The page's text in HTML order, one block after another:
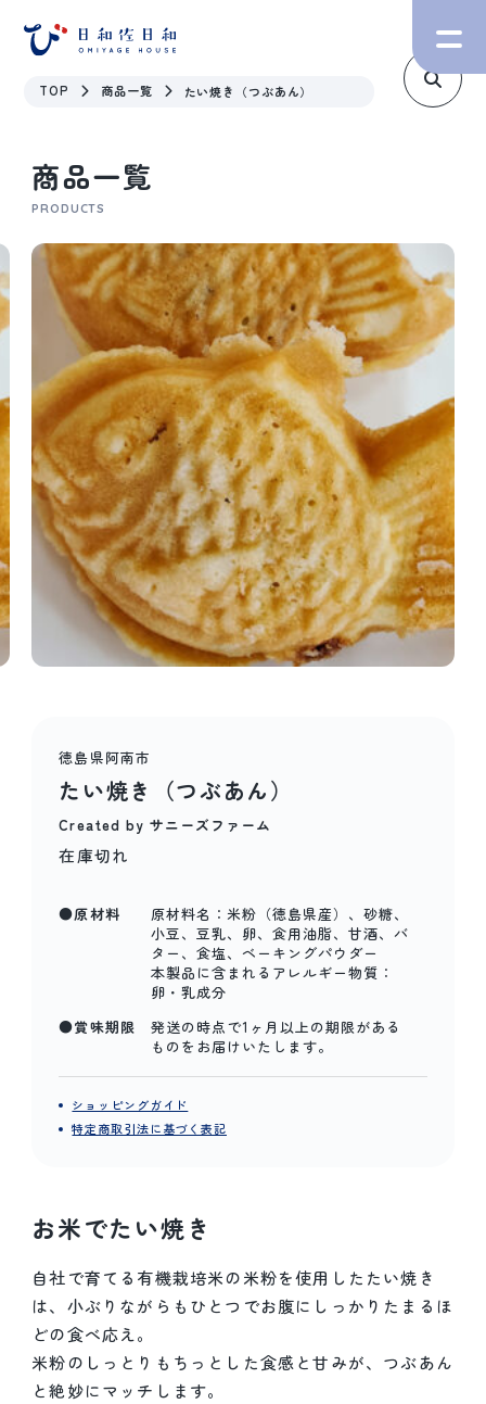
TOP 商品一覧 たい焼き（つぶあん）
商品一覧
PRODUCTS
徳島県阿南市
たい焼き（つぶあん）
Created by サニーズファーム
在庫切れ
●原材料
原材料名：米粉（徳島県産）、砂糖、
小豆、豆乳、卵、食用油脂、甘酒、バ
ター、食塩、ベーキングパウダー
本製品に含まれるアレルギー物質：
卵・乳成分
●賞味期限
発送の時点で1ヶ月以上の期限がある
ものをお届けいたします。
ショッピングガイド
特定商取引法に基づく表記
お米でたい焼き
自社で育てる有機栽培米の米粉を使用したたい焼き
は、小ぶりながらもひとつでお腹にしっかりたまるほ
どの食べ応え。
米粉のしっとりもちっとした食感と甘みが、つぶあん
と絶妙にマッチします。